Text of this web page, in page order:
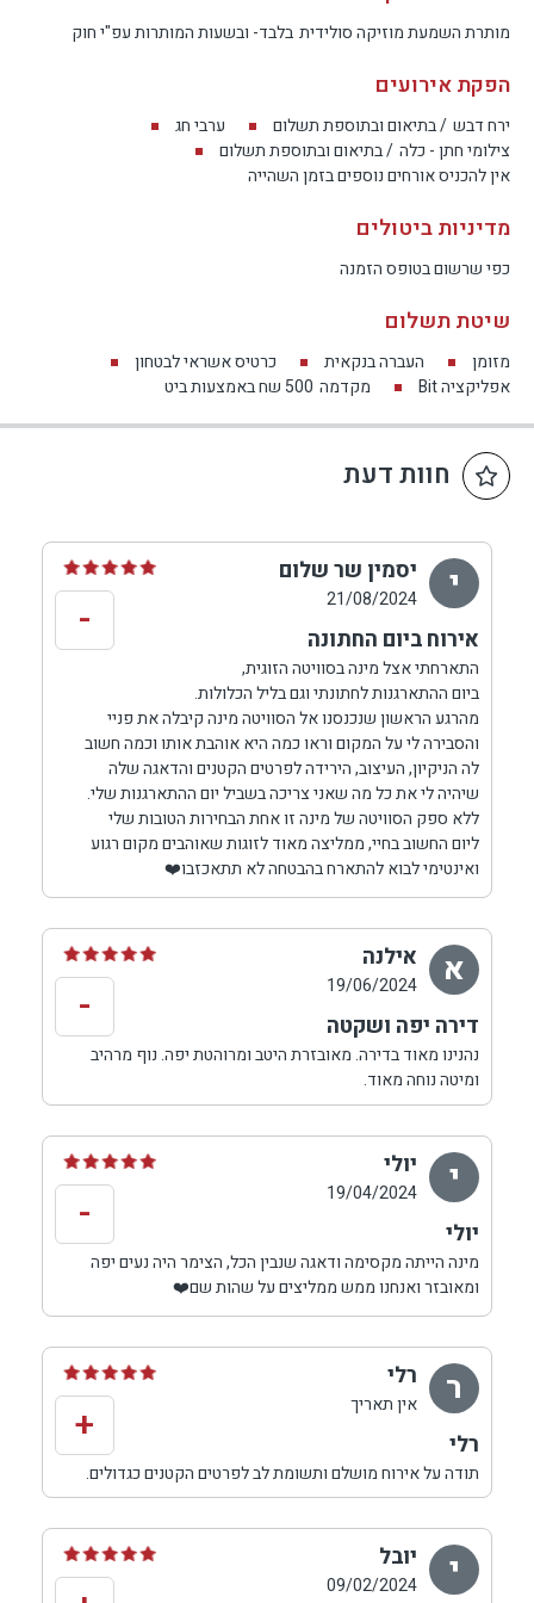
מותרת השמעת מוזיקה סולידית בלבד- ובשעות המותרות עפ"י חוק
הפקת אירועים
ירח דבש / בתיאום ובתוספת תשלום
ערבי חג
צילומי חתן - כלה / בתיאום ובתוספת תשלום
אין להכניס אורחים נוספים בזמן השהייה
מדיניות ביטולים
כפי שרשום בטופס הזמנה
שיטת תשלום
מזומן העברה בנקאית
כרטיס אשראי לבטחון
אפליקציה Bit
מקדמה 500 שח באמצעות ביט
חוות דעת
י יסמין שר שלום
21/08/2024
אירוח ביום החתונה
התארחתי אצל מינה בסוויטה הזוגית,
ביום ההתארגנות לחתונתי וגם בליל הכלולות.
מהרגע הראשון שנכנסנו אל הסוויטה מינה קיבלה את פניי
והסבירה לי על המקום וראו כמה היא אוהבת אותו וכמה חשוב
לה הניקיון, העיצוב, הירידה לפרטים הקטנים והדאגה שלה
שיהיה לי את כל מה שאני צריכה בשביל יום ההתארגנות שלי.
ללא ספק הסוויטה של מינה זו אחת הבחירות הטובות שלי
ליום החשוב בחיי, ממליצה מאוד לזוגות שאוהבים מקום רגוע
ואינטימי לבוא להתארח בהבטחה לא תתאכזבו❤️
-
א אילנה
19/06/2024
דירה יפה ושקטה
נהנינו מאוד בדירה. מאובזרת היטב ומרוהטת יפה. נוף מרהיב
ומיטה נוחה מאוד.
-
י יולי
19/04/2024
יולי
מינה הייתה מקסימה ודאגה שנבין הכל, הצימר היה נעים יפה
ומאובזר ואנחנו ממש ממליצים על שהות שם❤️
-
ר רלי
אין תאריך
רלי
תודה על אירוח מושלם ותשומת לב לפרטים הקטנים כגדולים.
הכול אסתטי ואיכותי. עיצוב יפהפה ונקי ביותר. מקום שקט.
נוף מושלם לים. אהבתי מאוד 🙏💞
+
י יובל
09/02/2024